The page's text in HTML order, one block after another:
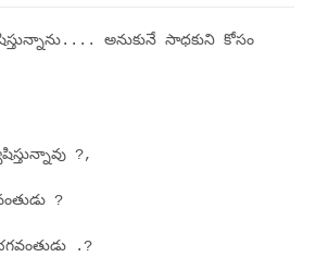
అనుకునే సాధకుని కోసం
?,
?
.?